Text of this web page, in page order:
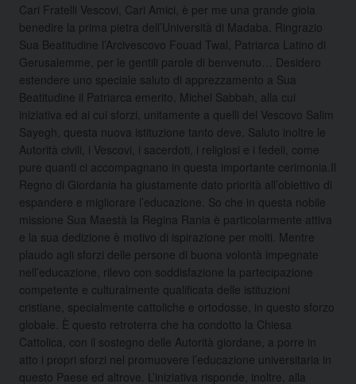
Cari Fratelli Vescovi, Cari Amici, è per me una grande gioia
benedire la prima pietra dell’Università di Madaba. Ringrazio
Sua Beatitudine l’Arcivescovo Fouad Twal, Patriarca Latino di
Gerusalemme, per le gentili parole di benvenuto…
Desidero
estendere uno speciale saluto di apprezzamento a Sua
Beatitudine il Patriarca emerito, Michel Sabbah, alla cui
iniziativa ed ai cui sforzi, unitamente a quelli del Vescovo Salim
Sayegh, questa nuova istituzione tanto deve. Saluto inoltre le
Autorità civili, i Vescovi, i sacerdoti, i religiosi e i fedeli, come
pure quanti ci accompagnano in questa importante cerimonia.Il
Regno di Giordania ha giustamente dato priorità all’obiettivo di
espandere e migliorare l’educazione. So che in questa nobile
missione Sua Maestà la Regina Rania è particolarmente attiva
e la sua dedizione è motivo di ispirazione per molti. Mentre
plaudo agli sforzi delle persone di buona volontà impegnate
nell’educazione, rilevo con soddisfazione la partecipazione
competente e culturalmente qualificata delle istituzioni
cristiane, specialmente cattoliche e ortodosse, in questo sforzo
globale. È questo retroterra che ha condotto la Chiesa
Cattolica, con il sostegno delle Autorità giordane, a porre in
atto i propri sforzi nel promuovere l’educazione universitaria in
questo Paese ed altrove. L’iniziativa risponde, inoltre, alla